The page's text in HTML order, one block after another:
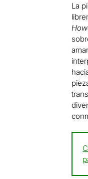
La